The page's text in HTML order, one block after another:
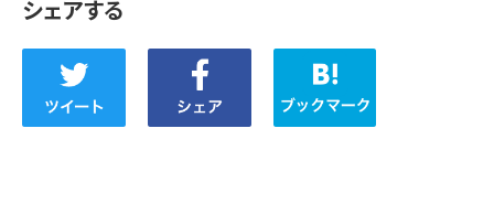
シェアする